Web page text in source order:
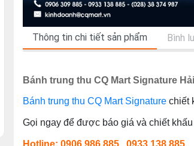
Thông tin chi tiết sản phẩm Bình
Bánh trung thu CQ Mart Signature
Bánh trung thu CQ Mart Signature chiết
Gọi ngay để được báo giá và chiết khấu
Hotline: 0906 986 885 0933 138 885